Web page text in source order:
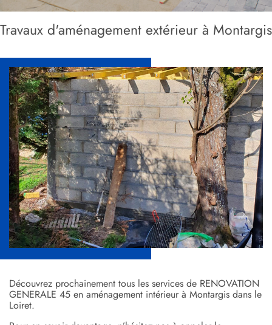
Travaux d'aménagement extérieur à Montargis
Découvrez prochainement tous les services de RENOVATION
GENERALE 45 en aménagement intérieur à Montargis dans le
Loiret.